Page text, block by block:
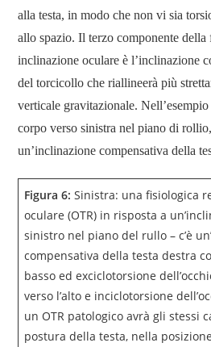
alla testa, in modo che non vi sia
allo spazio. Il terzo componente
inclinazione oculare è l’inclinazione
del torcicollo che riallineerà più
verticale gravitazionale.
corpo verso sinistra nel piano di
un’inclinazione compensativa della
Figura 6: Sinistra: una fisiologica
oculare (OTR) in risposta a
sinistro nel piano del rullo – c’è
compensativa della testa destra
basso ed exciclotorsione
verso l’alto e inciclotorsione
un OTR patologico avrà gli stessi
postura della testa, nella